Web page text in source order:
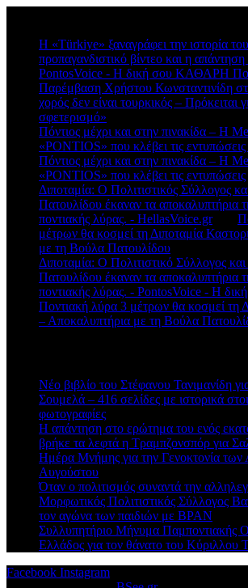
Η «Türkiye» ξαναγράφει την ιστορία
προπαγανδιστικό βίντεο και η
PontosVoice - H δική σου ΚΑΘΑΡΗ
Παρέμβαση Χρήστου Κωνσταντινίδη
χορός δεν είναι τουρκικός – Πρόκειται
σφετερισμό»
Πόντιος μέχρι και στην πινακίδα – Η
«PONTIOS» που κλέβει τις
Πόντιος μέχρι και στην πινακίδα – Η
«PONTIOS» που κλέβει τις εντυπώσεις
Διποταμία: Ο Πολιτιστικός Σύλλογος
Πατουλίδου έκαναν τα αποκαλυπτήρια
ποντιακής λύρας. - HellasVoice.grστο
μέτρων θα κοσμεί τη Διποταμία
με τη Βούλα Πατουλίδου
Διποταμία: Ο Πολιτιστικό Σύλλογος
Πατουλίδου έκαναν τα αποκαλυπτήρια
ποντιακής λύρας. - PontosVoice - H
Ποντιακή λύρα 3 μέτρων θα κοσμεί τη
– Αποκαλυπτήρια με τη Βούλα
Νέο βιβλίο του Στέφανου Τανιμανίδη
Σουμελά – 416 σελίδες με ιστορικά
φωτογραφίες
Η απάντηση στο ερώτημα του ενός
βρήκε τα λεφτά η Τραμπζονσπόρ για
Ημέρα Μνήμης για την Γενοκτονία
Αυγούστου
Όταν ο πολιτισμός συναντά την
Μορφωτικός Πολιτιστικός Σύλλογος
τον αγώνα των παιδιών με BPAN
Συλλυπητήριο Μήνυμα Παμποντιακής
Ελλάδος για τον θάνατο του Κύριλλου
Facebook Instagram